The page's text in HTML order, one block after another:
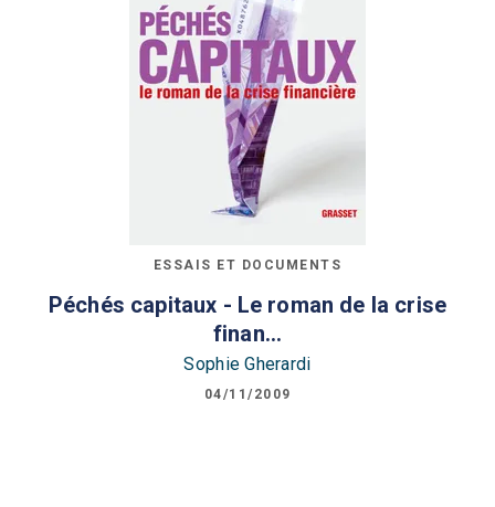
ESSAIS ET DOCUMENTS
Péchés capitaux - Le roman de la crise
finan…
Sophie Gherardi
04/11/2009